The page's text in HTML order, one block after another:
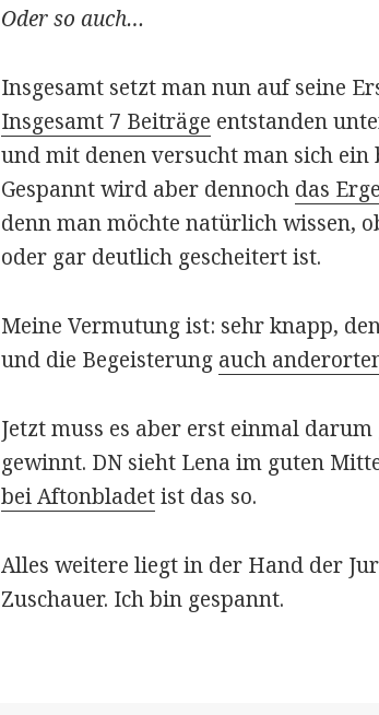
Oder so auch…
Insgesamt setzt man nun auf seine
Insgesamt 7 Beiträge entstanden
und mit denen versucht man sich ein
Gespannt wird aber dennoch das
denn man möchte natürlich wissen,
oder gar deutlich gescheitert ist.
Meine Vermutung ist: sehr knapp,
und die Begeisterung auch
Jetzt muss es aber erst einmal
gewinnt. DN sieht Lena im guten
bei Aftonbladetist das so.
Alles weitere liegt in der Hand der
Zuschauer. Ich bin gespannt.